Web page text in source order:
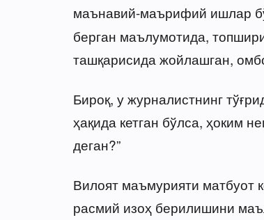
маънавий-маърифий ишлар
берган маълумотида,
ташқарисида жойлашган,
Бироқ, у журналистнинг
ҳақида кетган бўлса, ҳоким
деган?”
Вилоят маъмурияти матбуот
расмий изоҳ берилишини